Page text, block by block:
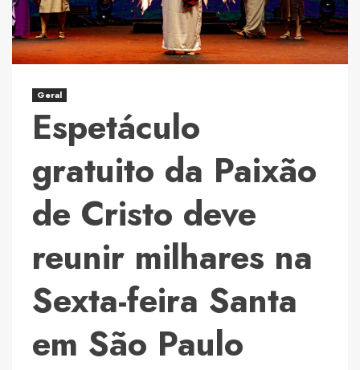
trás
de
“Mangueira”
que
esperava
Geral
Espetáculo
gratuito da Paixão
de Cristo deve
reunir milhares na
Sexta-feira Santa
em São Paulo